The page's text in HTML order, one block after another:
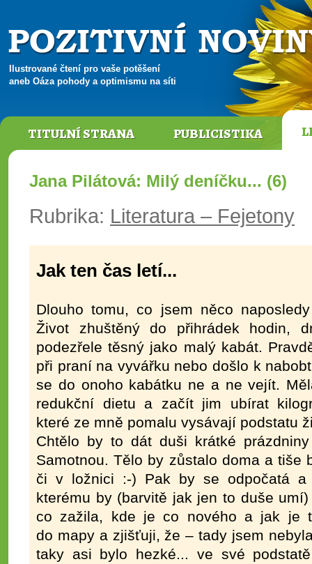
Ilustrované čtení pro vaše potěšení
aneb Oáza pohody a optimismu na síti
TITULNÍ STRANA PUBLICISTIKA
Jana Pilátová: Milý deníčku... (6)
Rubrika: Literatura – Fejetony
Jak ten čas letí...
Dlouho tomu, co jsem něco
Život zhuštěný do přihrádek hodin,
podezřele těsný jako malý kabát.
při praní na vyvářku nebo došlo k
se do onoho kabátku ne a ne vejít.
redukční dietu a začít jim ubírat
které ze mně pomalu vysávají podstatu
Chtělo by to dát duši krátké
Samotnou. Tělo by zůstalo doma a tiše
či v ložnici :-) Pak by se odpočatá a
kterému by (barvitě jak jen to duše
co zažila, kde je co nového a jak je
do mapy a zjišťuji, že – tady jsem
taky asi bylo hezké... ve své